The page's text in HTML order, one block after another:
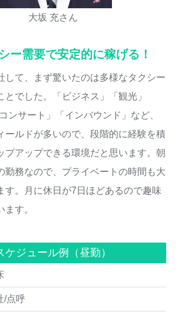
大坂 充さん
ー需要で安定的に稼げる！
して、まず驚いたのは多様なタクシー
とでした。「ビジネス」「観光」
ンサート」「インバウンド」など、
ールドが多いので、段階的に経験を積
プアップできる環境だと思います。朝
勤務なので、プライベートの時間も大
す。月に休日が7日ほどあるので趣味
ます。
ケジュール例（昼勤）
点呼